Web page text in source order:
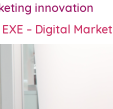
innovation
– Digital